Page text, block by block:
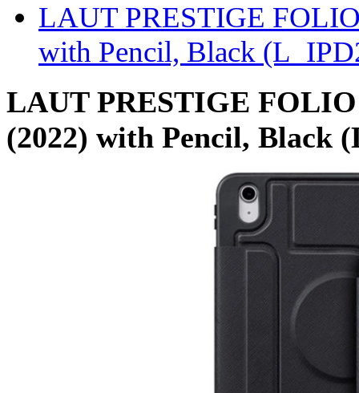
LAUT PRESTIGE
with Pencil, Black
LAUT PRESTIGE FOLIO
(2022) with Pencil, Black